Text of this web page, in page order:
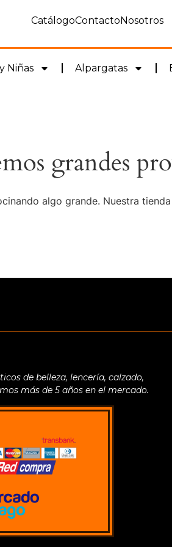
CatálogoContactoNosotros
Niñas Alpargatas
grandes
algo grande. Nuestra
de belleza, lencería, calzado,
más de 5 años en el mercado.